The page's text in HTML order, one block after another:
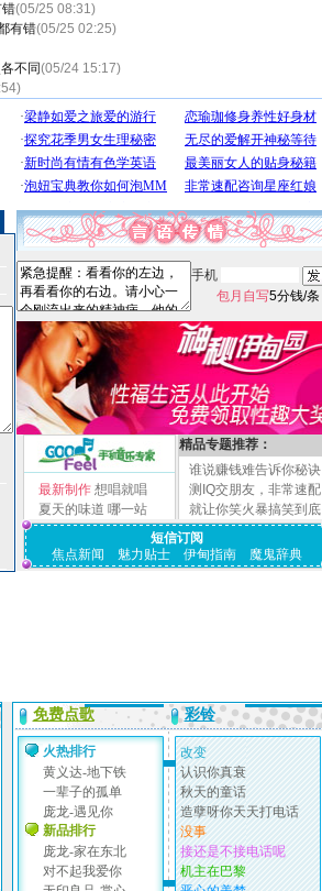
(05/25 08:31)
有错(05/25 02:25)
不同(05/24 15:17)
手机
包月自写5分钱/条
最新制作 想唱就唱
夏天的味道 哪一站
精品专题推荐：
谁说赚钱难告诉你秘诀
测IQ交朋友，非常速配
就让你笑火暴搞笑到底
短信订阅
焦点新闻
魅力贴士 伊甸指南 魔鬼辞典